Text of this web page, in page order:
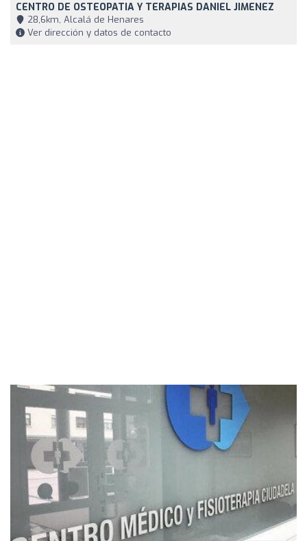
CENTRO DE OSTEOPATIA Y TERAPIAS DANIEL JIMENEZ
28,6km, Alcalá de Henares
Ver dirección y datos de contacto